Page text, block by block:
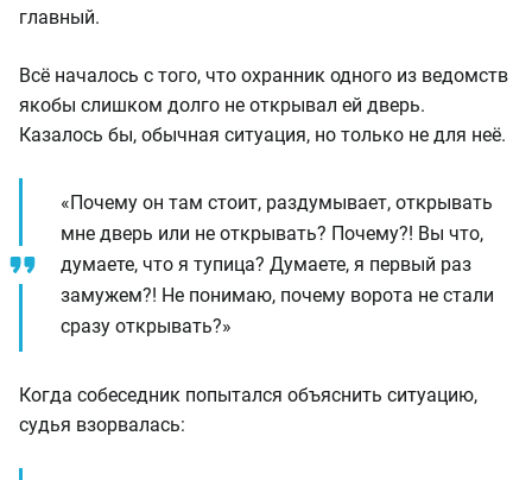
главный.
Всё началось с того, что охранник одного из ведомств
якобы слишком долго не открывал ей дверь.
Казалось бы, обычная ситуация, но только не для неё.
«Почему он там стоит, раздумывает, открывать
мне дверь или не открывать? Почему?! Вы что,
думаете, что я тупица? Думаете, я первый раз
замужем?! Не понимаю, почему ворота не стали
сразу открывать?»
Когда собеседник попытался объяснить ситуацию,
судья взорвалась: